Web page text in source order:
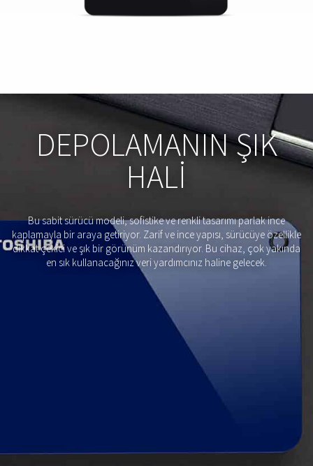
DEPOLAMANIN ŞIK
HALI
Bu sabit sürücü modeli, sofistike ve renkli tasarımı parlak ince
kaplamayla bir araya getiriyor. Zarif ve ince yapısı, sürücüye özellikle
dikkat çekici ve şık bir görünüm kazandırıyor. Bu cihaz, çok yakında
en sık kullanacağınız veri yardımcınız haline gelecek.